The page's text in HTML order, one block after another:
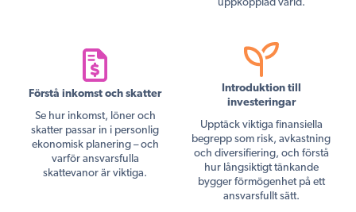
uppkopplad värld.
Förstå inkomst och skatter
Se hur inkomst, löner och
skatter passar in i personlig
ekonomisk planering – och
varför ansvarsfulla
skattevanor är viktiga.
Introduktion till
investeringar
Upptäck viktiga finansiella
begrepp som risk, avkastning
och diversifiering, och förstå
hur långsiktigt tänkande
bygger förmögenhet på ett
ansvarsfullt sätt.